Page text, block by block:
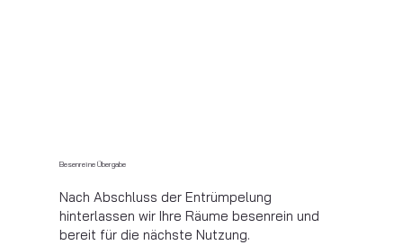
Besenreine Übergabe
Nach Abschluss der Entrümpelung
hinterlassen wir Ihre Räume besenrein und
bereit für die nächste Nutzung.